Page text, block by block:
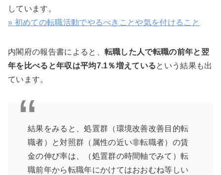
しています。
» 初めての転職活動でやるべきことや気を付けること
内閣府の報告書によると、 転職した人で転職の前年と翌
年を比べると年収は平均7.1％増えているという結果も出
ています。
結果をみると、処置群（環境改善改善目的転
職者）と対照群（属性の近い非転職者）の賃
金の伸び率は、（処置群の時間軸でみて）転
職前年から転職年にかけてはおおむね等しい